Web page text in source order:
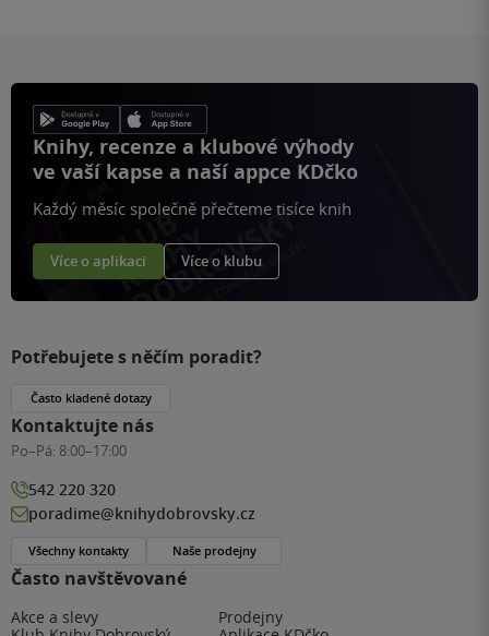
Knihy, recenze a klubové výhody
ve vaší kapse a naší appce KDčko
Každý měsíc společně přečteme tisíce knih
Více o aplikaci Více o klubu
Často navštěvované
Akce a slevy
Prodejny
Potřebujete s něčím poradit?
Často kladené dotazy
Kontaktujte nás
Po–Pá: 8:00–17:00
542 220 320
poradime@knihydobrovsky.cz
Všechny kontakty Naše prodejny